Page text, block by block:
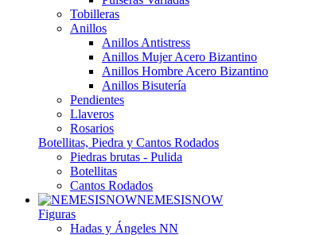
Tobilleras
Anillos
Anillos Antistress
Anillos Mujer Acero Bizantino
Anillos Hombre Acero Bizantino
Anillos Bisutería
Pendientes
Llaveros
Rosarios
Botellitas, Piedra y Cantos Rodados
Piedras brutas - Pulida
Botellitas
Cantos Rodados
NEMESISNOW
Figuras
Hadas y Ángeles NN